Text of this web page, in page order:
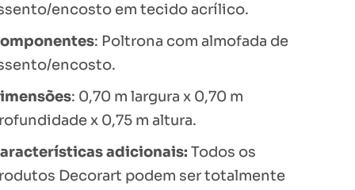
encosto em tecido acrílico.
: Poltrona com almofada de
encosto.
: 0,70 m largura x 0,70 m
x 0,75 m altura.
adicionais: Todos os
Decorart podem ser totalmente